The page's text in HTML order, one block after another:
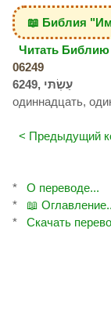
📖 Библия
Читать Библию
06249
одиннадцать,
< Предыдущий
*
О переводе...
*
📖
*
Скачать